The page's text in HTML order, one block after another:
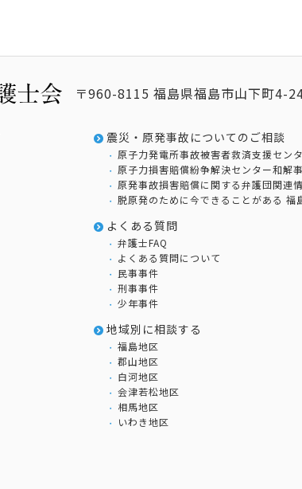
〒960-8115 福島県福島市山下町4-
震災・原発事故についてのご相談
原子力発電所事故被害者救済支援セン
原子力損害賠償紛争解決センター和解
原発事故損害賠償に関する弁護団関連
脱原発のために今できることがある 福
よくある質問
弁護士FAQ
よくある質問について
民事事件
刑事事件
少年事件
地域別に相談する
福島地区
郡山地区
白河地区
会津若松地区
相馬地区
いわき地区